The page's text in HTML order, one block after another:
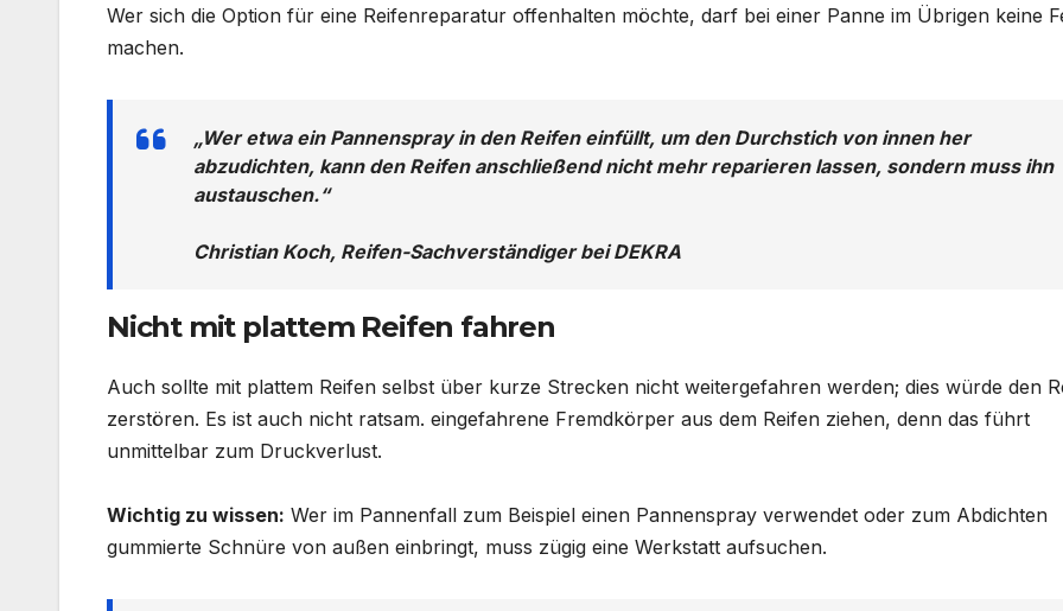
Wer sich die Option für eine Reifenreparatur offenhalten möchte, darf bei einer Panne im Übrigen keine
machen.
„Wer etwa ein Pannenspray in den Reifen einfüllt, um den Durchstich von innen her
abzudichten, kann den Reifen anschließend nicht mehr reparieren lassen, sondern muss ihn
austauschen.“
Christian Koch, Reifen-Sachverständiger bei DEKRA
Nicht mit plattem Reifen fahren
Auch sollte mit plattem Reifen selbst über kurze Strecken nicht weitergefahren werden; dies würde den
zerstören. Es ist auch nicht ratsam. eingefahrene Fremdkörper aus dem Reifen ziehen, denn das führt
unmittelbar zum Druckverlust.
Wichtig zu wissen: Wer im Pannenfall zum Beispiel einen Pannenspray verwendet oder zum Abdichten
gummierte Schnüre von außen einbringt, muss zügig eine Werkstatt aufsuchen.